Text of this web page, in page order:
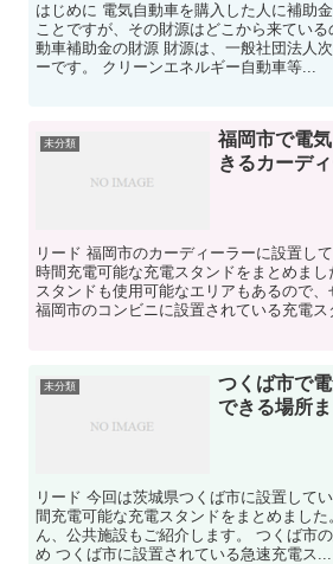
はじめに 電気自動車を購入した人に補助
ことですが、その財源はどこから来てい
動車補助金の財源 財源は、一般社団法人
ーです。 クリーンエネルギー自動車等...
未分類
福岡市で電
きるカーデ
リード 福岡市のカーディーラーに設置し
時間充電可能な充電スタンドをまとめま
スタンドも使用可能なエリアもあるので、
福岡市のコンビニに設置されている充電
未分類
つくば市で
できる場所
リード 今回は茨城県つくば市に設置して
間充電可能な充電スタンドをまとめまし
ん、公共施設もご紹介します。 つくば市
め つくば市に設置されている急速充電ス...